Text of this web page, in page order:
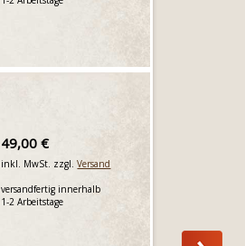
49,00 €
inkl. MwSt. zzgl.Versand
versandfertig innerhalb
1-2 Arbeitstage